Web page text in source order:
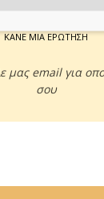
ΚΑΝΕ ΜΙΑ ΕΡΩΤΗΣΗ
μας email για
σου